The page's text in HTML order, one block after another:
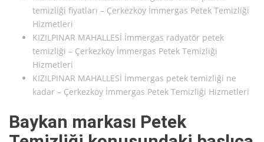
temizliği fiyatları – Çerkezköy İmmergas Petek Temizliği
Hizmetleri
KIZILPINAR MAHALLESİ İmmergas radyatör petek
temizliği – Çerkezköy İmmergas Petek Temizliği
Hizmetleri
KIZILPINAR MAHALLESİ İmmergas petek temizliği ne
kadar – Çerkezköy İmmergas Petek Temizliği Hizmetleri
Baykan markası Petek